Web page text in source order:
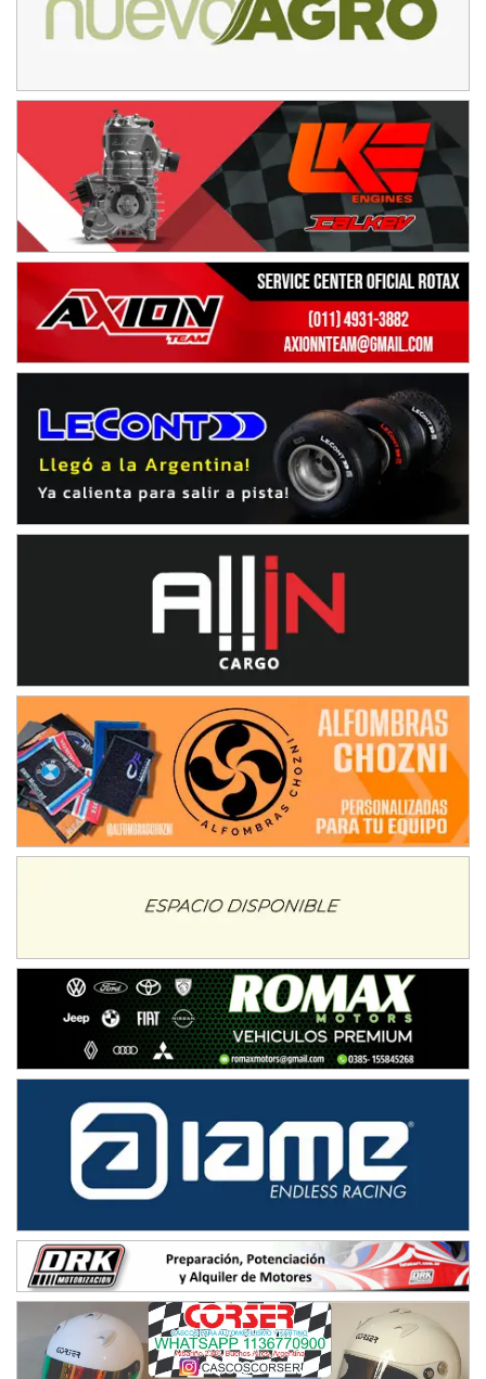
NORESTE SANTAFESINO - F6
SUR SANTAFESINO - F4
José Samuel Sánchez (Tierra)
Rufino (Santa Fe)
TUCUMANO - F5
Juan Navarro (Asfalto)
El Timbó (Tucumán)